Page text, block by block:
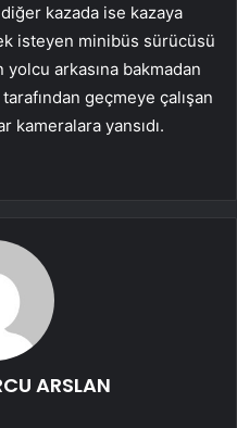
kazada ise kazaya
isteyen minibüs sürücüsü
arkasına bakmadan
geçmeye çalışan
kameralara yansıdı.
ARSLAN